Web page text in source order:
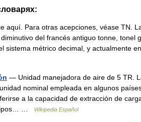
aquí Para otras acepciones véase TN
diminutivo del francés antiguo tonne tonel
sistema métrico decimal y actualmente en
— Unidad manejadora de aire de 5 TR
unidad nominal empleada en algunos
a la capacidad de extracción de
Wikipedia Español